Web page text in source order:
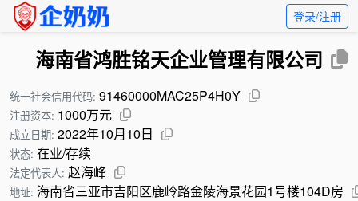
登录/注册
海南省鸿胜铭天企业管理有限公司
统一社会信用代码: 91460000MAC25P4H0Y
注册资本: 1000万元
成立日期: 2022年10月10日
状态: 在业/存续
法定代表人: 赵海峰
地址: 海南省三亚市吉阳区鹿岭路金陵海景花园1号楼104D房